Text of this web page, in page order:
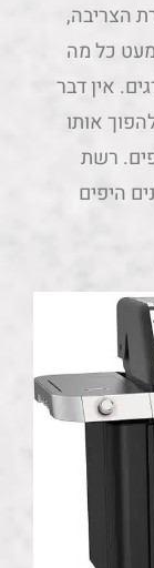
הצריבה,
כל מה
אין דבר
אותו
רשת
היפים